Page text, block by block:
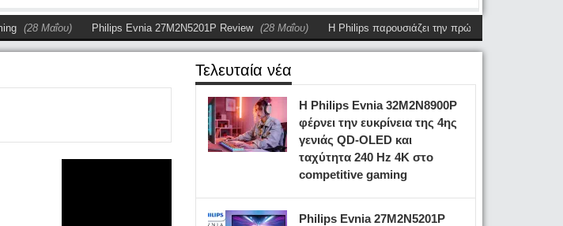
(28 Μαΐου) Philips Evnia 27M2N5201P Review (28 Μαΐου) Η Philips παρουσιάζει την πρώτη αυτόνομη dual-sided
Τελευταία νέα
Η Philips Evnia 32M2N8900P
φέρνει την ευκρίνεια της 4ης
γενιάς QD-OLED και
ταχύτητα 240 Hz 4K στο
competitive gaming
Philips Evnia 27M2N5201P